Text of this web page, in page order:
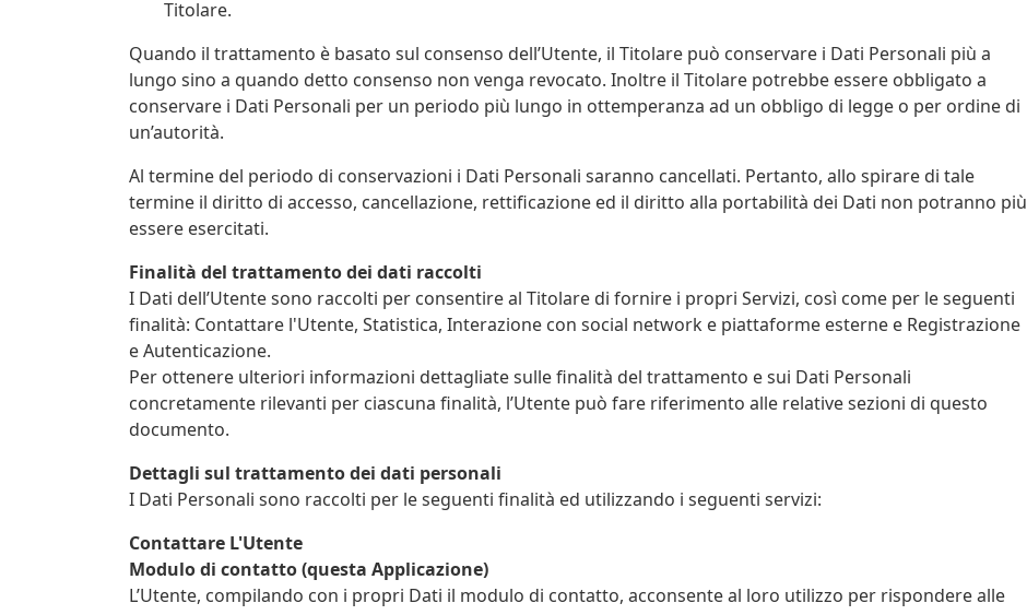
Titolare.
Quando il trattamento è basato sul consenso dell’Utente, il Titolare può conservare i Dati Personali più a
lungo sino a quando detto consenso non venga revocato. Inoltre il Titolare potrebbe essere obbligato a
conservare i Dati Personali per un periodo più lungo in ottemperanza ad un obbligo di legge o per ordine di
un’autorità.
Al termine del periodo di conservazioni i Dati Personali saranno cancellati. Pertanto, allo spirare di tale
termine il diritto di accesso, cancellazione, rettificazione ed il diritto alla portabilità dei Dati non potranno più
essere esercitati.
Finalità del trattamento dei dati raccolti
I Dati dell’Utente sono raccolti per consentire al Titolare di fornire i propri Servizi, così come per le seguenti
finalità: Contattare l'Utente, Statistica, Interazione con social network e piattaforme esterne e Registrazione
e Autenticazione.
Per ottenere ulteriori informazioni dettagliate sulle finalità del trattamento e sui Dati Personali
concretamente rilevanti per ciascuna finalità, l’Utente può fare riferimento alle relative sezioni di questo
documento.
Dettagli sul trattamento dei dati personali
I Dati Personali sono raccolti per le seguenti finalità ed utilizzando i seguenti servizi:
Contattare L'Utente
Modulo di contatto (questa Applicazione)
L’Utente, compilando con i propri Dati il modulo di contatto, acconsente al loro utilizzo per rispondere alle